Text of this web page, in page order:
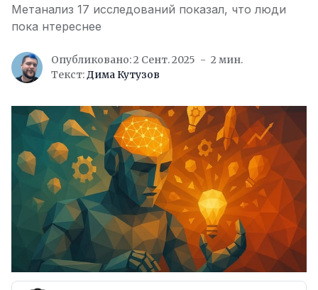
Метанализ 17 исследований показал, что люди
пока нтереснее
Опубликовано: 2 Сент. 2025
2 мин.
Текст:Дима Кутузов